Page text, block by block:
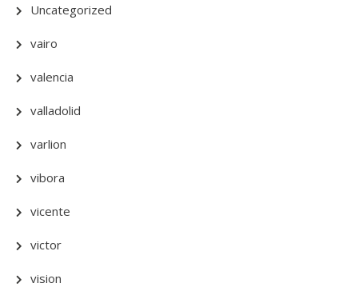
Uncategorized
vairo
valencia
valladolid
varlion
vibora
vicente
victor
vision